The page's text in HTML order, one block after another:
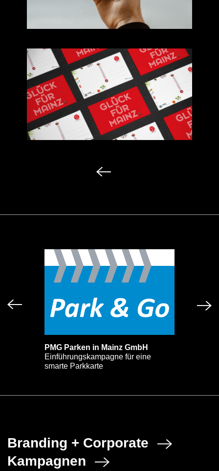
PMG Parken in Mainz GmbH
Einführungskampagne für eine
smarte Parkkarte
Branding + Corporate
Kampagnen